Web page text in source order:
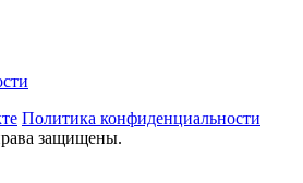
Политика конфиденциальности
защищены.